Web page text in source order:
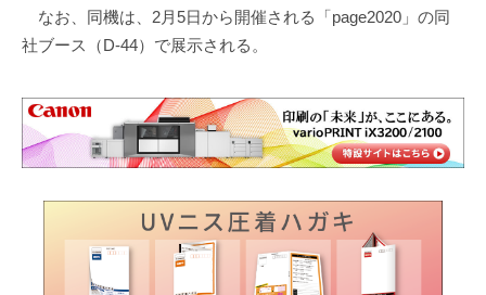
なお、同機は、2月5日から開催される「page2020」の同
社ブース（D-44）で展示される。